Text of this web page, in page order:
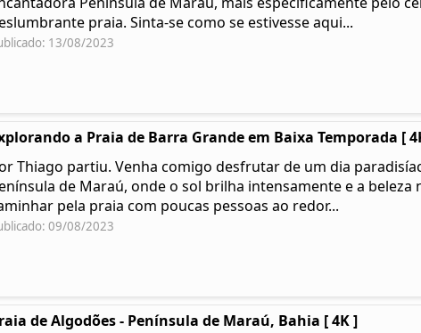
praia. Sinta-se como se estivesse aqui...
13/08/2023
a Praia de Barra Grande em Baixa Temporada [
Thiago partiu. Venha comigo desfrutar de um dia
de Maraú, onde o sol brilha intensamente e a
pela praia com poucas pessoas ao redor...
09/08/2023
de Algodões - Península de Maraú, Bahia [ 4K ]